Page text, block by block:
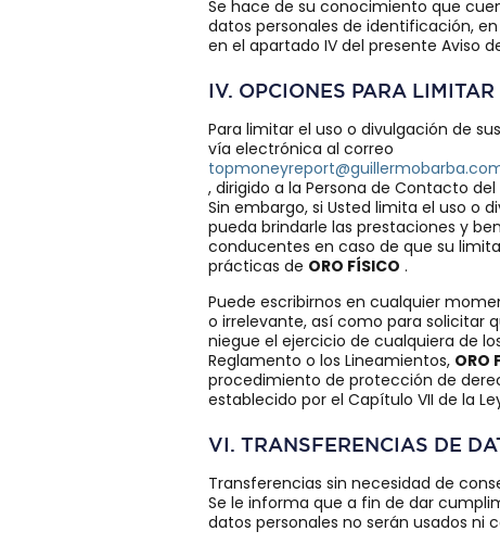
Se hace de su conocimiento que
datos personales de identificación,
en el apartado IV del presente Aviso
IV. OPCIONES PARA
Para limitar el uso o divulgación de
vía electrónica al correo
, dirigido a la Persona de Contacto
Sin embargo, si Usted limita el uso o
pueda brindarle las prestaciones y
conducentes en caso de que su
prácticas de ORO FÍSICO .
Puede escribirnos en cualquier
o irrelevante, así como para solicitar
niegue el ejercicio de cualquiera de
Reglamento o los Lineamientos, ORO
procedimiento de protección de
establecido por el Capítulo VII de la
VI. TRANSFERENCIAS DE
Transferencias sin necesidad de
Se le informa que a fin de dar
datos personales no serán usados ni